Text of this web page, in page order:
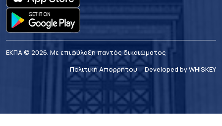
ΕΚΠΑ © 2026. Με επιφύλαξη παντός δικαιώματος
Πολιτική Απορρήτου
Developed by WHISKEY